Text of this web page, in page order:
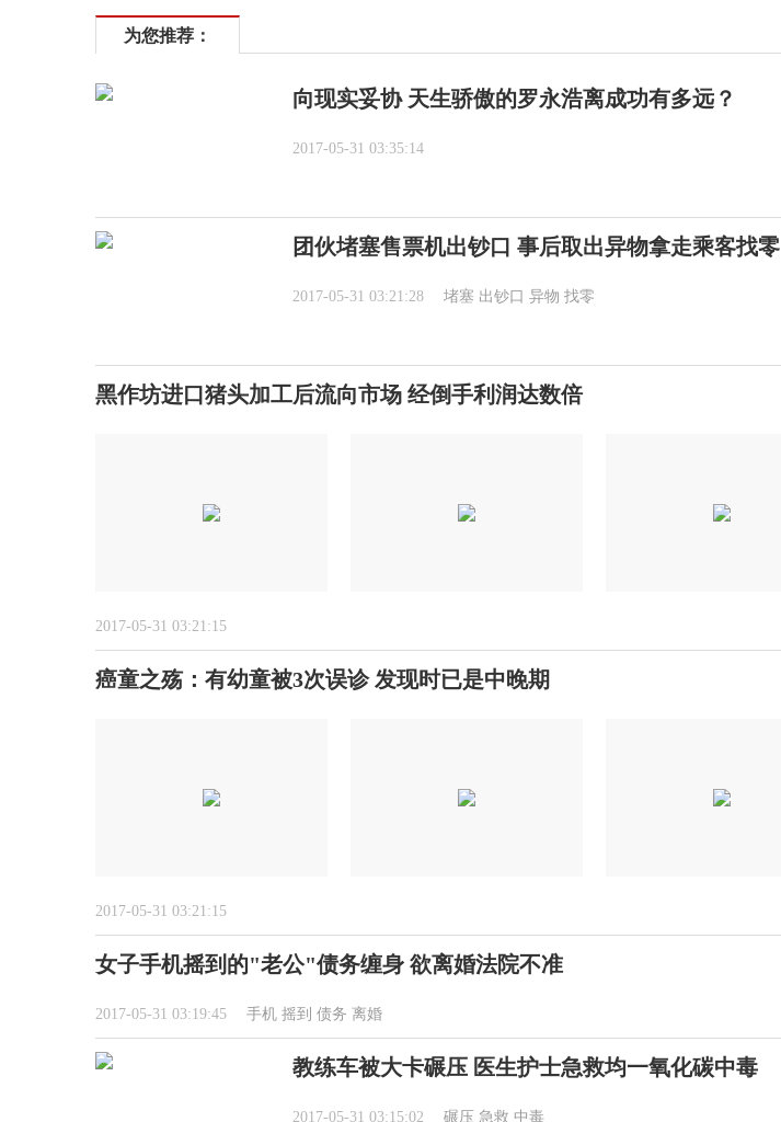
为您推荐：
向现实妥协 天生骄傲的罗永浩离成功有多远？
2017-05-31 03:35:14
团伙堵塞售票机出钞口 事后取出异物拿走乘客找零
2017-05-31 03:21:28 堵塞 出钞口 异物 找零
黑作坊进口猪头加工后流向市场 经倒手利润达数倍
2017-05-31 03:21:15
癌童之殇：有幼童被3次误诊 发现时已是中晚期
2017-05-31 03:21:15
女子手机摇到的"老公"债务缠身 欲离婚法院不准
2017-05-31 03:19:45 手机 摇到 债务 离婚
教练车被大卡碾压 医生护士急救均一氧化碳中毒
2017-05-31 03:15:02 碾压 急救 中毒